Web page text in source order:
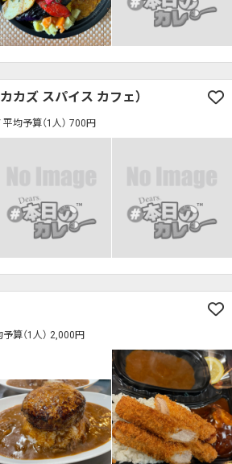
カズ スパイス カフェ）
平均予算（1人） 700円
算（1人） 2,000円